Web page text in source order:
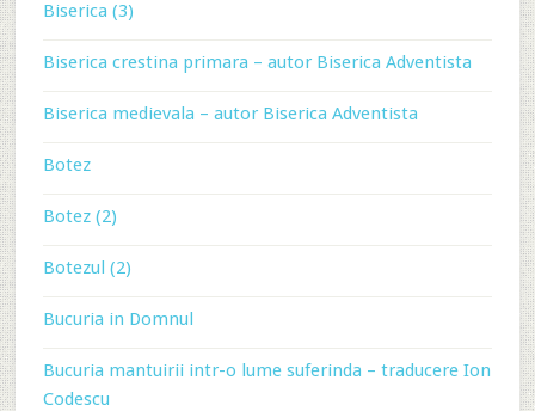
Biserica (3)
Biserica crestina primara – autor Biserica Adventista
Biserica medievala – autor Biserica Adventista
Botez
Botez (2)
Botezul (2)
Bucuria in Domnul
Bucuria mantuirii intr-o lume suferinda – traducere Ion
Codescu